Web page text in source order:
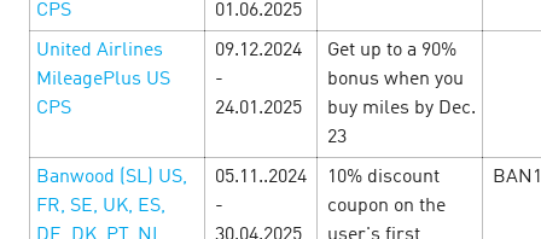
CPS
01.06.2025
United Airlines
MileagePlus US
CPS
09.12.2024
-
24.01.2025
Get up to a 90%
bonus when you
buy miles by Dec.
23
Banwood (SL) US,
FR, SE, UK, ES,
05.11..2024
-
10% discount
coupon on the